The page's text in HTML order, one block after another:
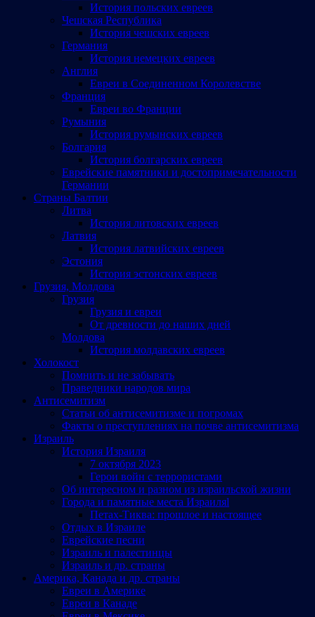
История польских евреев
Чешская Республика
История чешских евреев
Германия
История немецких евреев
Англия
Евреи в Соединенном Королевстве
Франция
Евреи во Франции
Румыния
История румынских евреев
Болгария
История болгарских евреев
Еврейские памятники и достопримечательности
Германии
Страны Балтии
Литва
История литовских евреев
Латвия
История латвийских евреев
Эстония
История эстонских евреев
Грузия, Молдова
Грузия
Грузия и евреи
От древности до наших дней
Молдова
История молдавских евреев
Холокост
Помнить и не забывать
Праведники народов мира
Антисемитизм
Статьи об антисемитизме и погромах
Факты о преступлениях на почве антисемитизма
Израиль
История Израиля
7 октября 2023
Герои войн с террористами
Об интересном и разном из израильской жизни
Города и памятные места Израиляl
Петах-Тиква: прошлое и настоящее
Отдых в Израиле
Еврейские песни
Израиль и палестинцы
Израиль и др. страны
Америка, Канада и др. страны
Евреи в Америке
Евреи в Канаде